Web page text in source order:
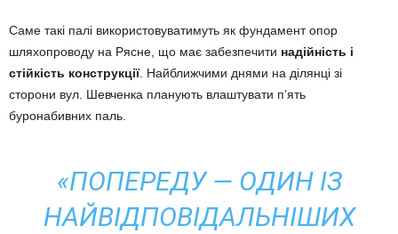
Саме такі палі використовуватимуть як фундамент опор
шляхопроводу на Рясне, що має забезпечити надійність і
стійкість конструкції. Найближчими днями на ділянці зі
сторони вул. Шевченка планують влаштувати п’ять
буронабивних паль.
«ПОПЕРЕДУ — ОДИН ІЗ
НАЙВІДПОВІДАЛЬНІШИХ